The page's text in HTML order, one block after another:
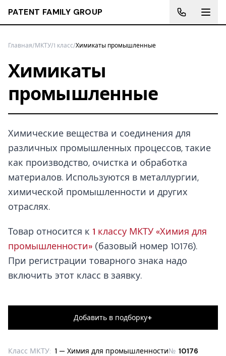
PATENT FAMILY GROUP
Главная/МКТУ/1 класс/Химикаты промышленные
Химикаты
промышленные
Химические вещества и соединения для
различных промышленных процессов, такие
как производство, очистка и обработка
материалов. Используются в металлургии,
химической промышленности и других
отраслях.
Товар относится к 1 классу МКТУ «Химия для
промышленности» (базовый номер 10176).
При регистрации товарного знака надо
включить этот класс в заявку.
Добавить в подборку+
Класс МКТУ: 1 — Химия для промышленности№ 10176